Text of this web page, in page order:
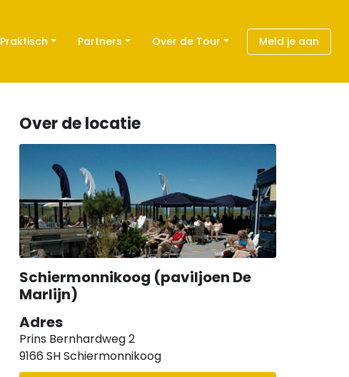
Praktisch Partners Over de Tour Meld je aan
Over de locatie
Schiermonnikoog (paviljoen De
Marlijn)
Adres
Prins Bernhardweg 2
9166 SHSchiermonnikoog